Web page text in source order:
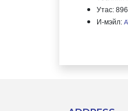
Утас:
И-мэйл: